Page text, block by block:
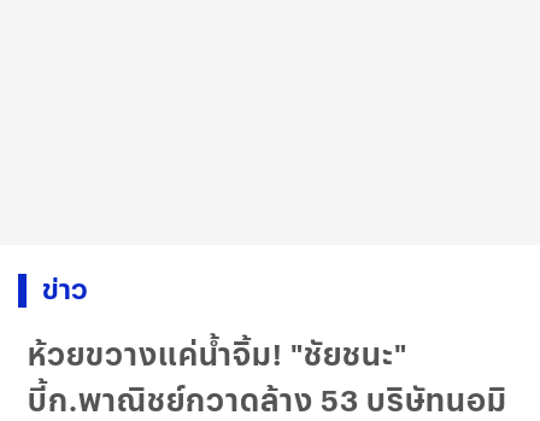
ข่าว
ห้วยขวางแค่น้ำจิ้ม! "ชัยชนะ"
บี้ก.พาณิชย์กวาดล้าง 53 บริษัทนอมิ